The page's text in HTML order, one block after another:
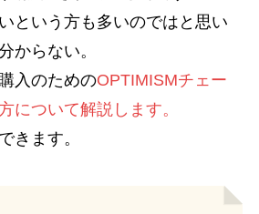
という方も多いのではと思い
からない。
入のためのOPTIMISMチェー
について解説します。
きます。